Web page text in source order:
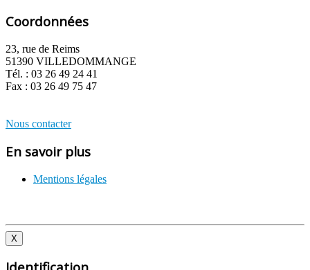
Coordonnées
23, rue de Reims
51390 VILLEDOMMANGE
Tél. : 03 26 49 24 41
Fax : 03 26 49 75 47
Nous contacter
En savoir plus
Mentions légales
X